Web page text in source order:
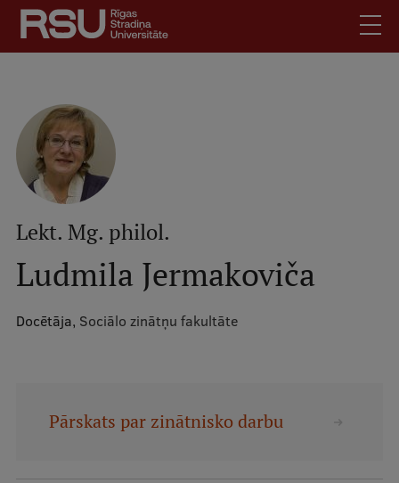
Pārlekt
galveno
saturu
Latviski
Meklēt Mobile
augšējā
izvēlne
Skolēniem
Studentiem
Darbiniekiem
Darba devējiem
Mobile
Lekt. Mg. philol.
Ludmila Jermakoviča
Docētāja, Sociālo zinātņu fakultāte
Pārskats par zinātnisko darbu